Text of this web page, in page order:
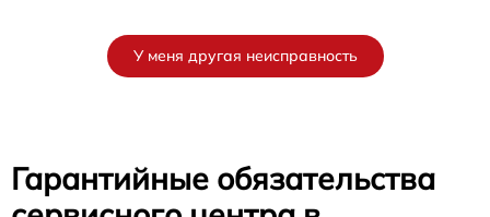
У меня другая неисправность
Гарантийные обязательства